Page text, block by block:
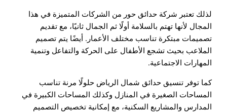
لذلك تعتبر شركة حدائق حور من الشركات المتميزة في هذا
المجال لأنها تهتم بالسلامة أولًا ثم الجمال ثانيًا، مع تقديم
تصميمات مبتكرة تناسب مختلف الأعمار. أيضًا يتم تصميم
الملاعب بحيث تشجع الأطفال على الحركة والتفاعل وتنمية
المهارات الاجتماعية.
كما توفر تنسيق حدائق شمال الرياض حلولًا مرنة تناسب
المساحات الصغيرة في المنازل وكذلك المساحات الكبيرة في
المدارس والمشاريع السكنية، مع إمكانية تخصيص التصميم